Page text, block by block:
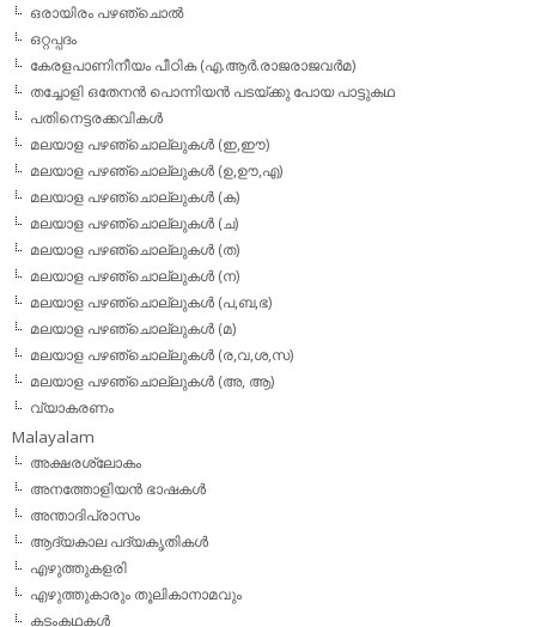
ഒരായിരം പഴഞ്ചൊല്‍
ഒറ്റപ്പദം
കേരളപാണിനീയം പീഠിക (എ.ആര്‍.രാജരാജവര്‍മ)
തച്ചോളി ഒതേനൻ പൊന്നിയൻ പടയ്‌ക്കു പോയ പാട്ടുകഥ
പതിനെട്ടരക്കവികള്‍
മലയാള പഴഞ്ചൊല്ലുകള്‍ (ഇ,ഈ)
മലയാള പഴഞ്ചൊല്ലുകള്‍ (ഉ,ഊ,എ)
മലയാള പഴഞ്ചൊല്ലുകള്‍ (ക)
മലയാള പഴഞ്ചൊല്ലുകള്‍ (ച)
മലയാള പഴഞ്ചൊല്ലുകള്‍ (ത)
മലയാള പഴഞ്ചൊല്ലുകള്‍ (ന)
മലയാള പഴഞ്ചൊല്ലുകള്‍ (പ,ബ,ഭ)
മലയാള പഴഞ്ചൊല്ലുകള്‍ (മ)
മലയാള പഴഞ്ചൊല്ലുകള്‍ (ര,വ,ശ,സ)
മലയാള പഴഞ്ചൊല്ലുകൾ (അ, ആ)
വ്യാകരണം
Malayalam
അക്ഷരശ്ലോകം
അനത്തോളിയന്‍ ഭാഷകള്‍
അന്താദിപ്രാസം
ആദ്യകാല പദ്യകൃതികള്‍
എഴുത്തുകളരി
എഴുത്തുകാരും തൂലികാനാമവും
കടംകഥകള്‍